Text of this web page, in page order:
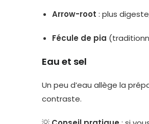
Arrow-root : plus
Fécule de pia
Eau et sel
Un peu d’eau allège la
contraste.